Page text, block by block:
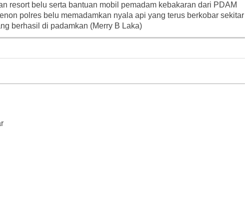
resort belu serta bantuan mobil pemadam kebakaran dari PDAM
polres belu memadamkan nyala api yang terus berkobar sekitar
berhasil di padamkan (Merry B Laka)